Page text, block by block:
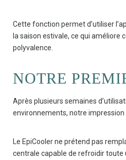
Cette fonction permet d’utiliser
la saison estivale, ce qui améliore
polyvalence.
NOTRE
Après plusieurs semaines
environnements, notre
Le EpiCooler ne prétend pas
centrale capable de refroidir toute